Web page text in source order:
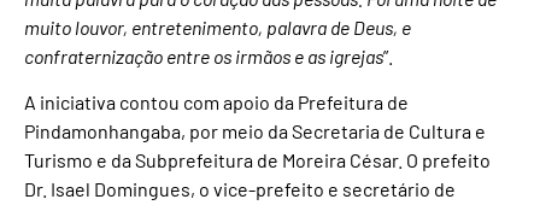
muito louvor, entretenimento, palavra de Deus, e
confraternização entre os irmãos e as igrejas”.
A iniciativa contou com apoio da Prefeitura de
Pindamonhangaba, por meio da Secretaria de Cultura e
Turismo e da Subprefeitura de Moreira César. O prefeito
Dr. Isael Domingues, o vice-prefeito e secretário de